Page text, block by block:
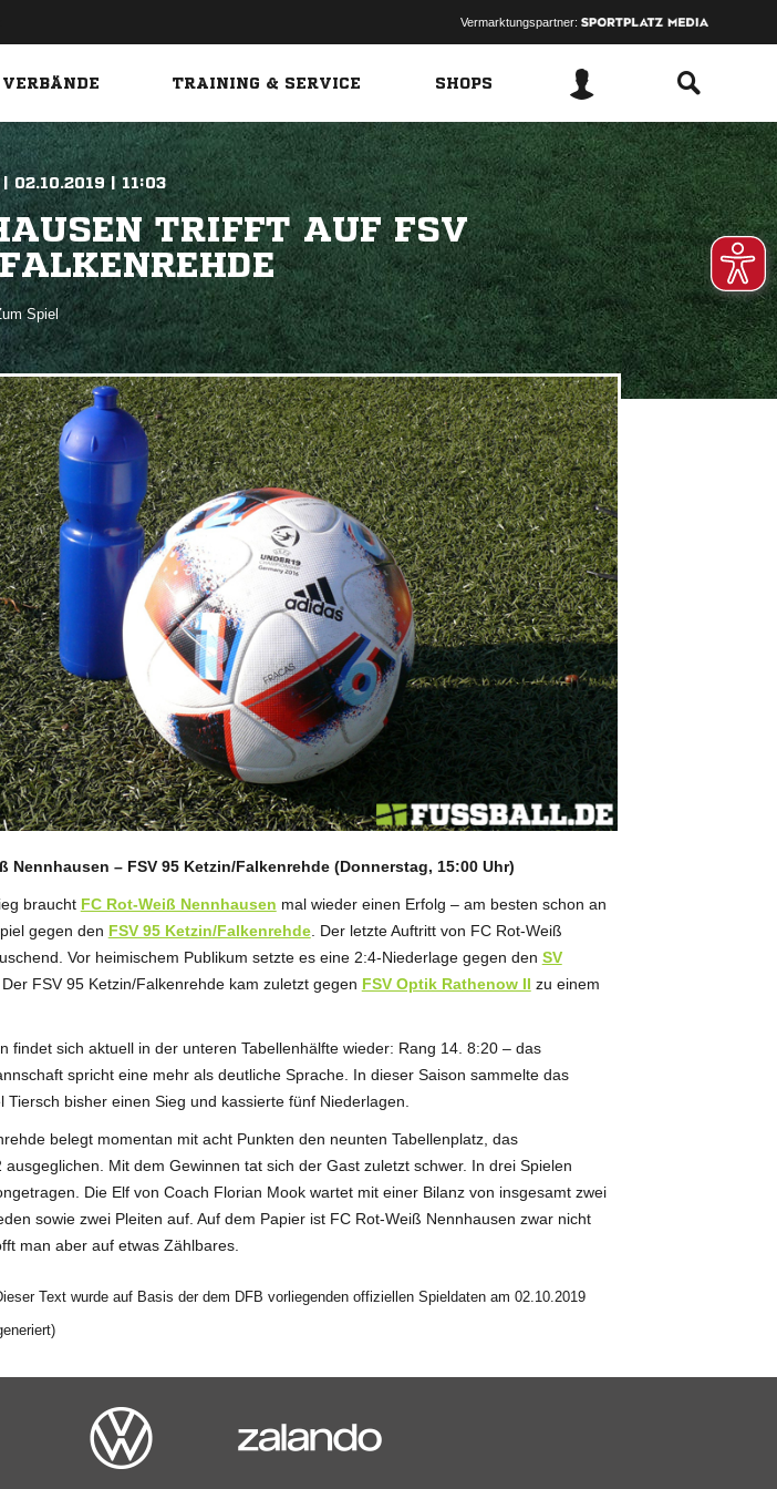
Vermarktungspartner:
TRAINING & SERVICE SHOPS
| 02.10.2019 | 11:03
TRIFFT AUF FSV 9
Spiel
ANZEIGE
Nennhausen – FSV 95 Ketzin/Falkenrehde (Donnerstag, 15:00 Uhr)
braucht FC Rot-Weiß Nennhausen mal wieder einen Erfolg – am besten schon an
gegen den FSV 95 Ketzin/Falkenrehde. Der letzte Auftritt von FC Rot-Weiß
Vor heimischem Publikum setzte es eine 2:4-Niederlage gegen den SV
. Der FSV 95 Ketzin/Falkenrehde kam zuletzt gegen FSV Optik Rathenow II zu einem
findet sich aktuell in der unteren Tabellenhälfte wieder: Rang 14. 8:20 – das
spricht eine mehr als deutliche Sprache. In dieser Saison sammelte das
Tiersch bisher einen Sieg und kassierte fünf Niederlagen.
belegt momentan mit acht Punkten den neunten Tabellenplatz, das
ausgeglichen. Mit dem Gewinnen tat sich der Gast zuletzt schwer. In drei Spielen
Die Elf von Coach Florian Mook wartet mit einer Bilanz von insgesamt zwei
sowie zwei Pleiten auf. Auf dem Papier ist FC Rot-Weiß Nennhausen zwar nicht
man aber auf etwas Zählbares.
Text wurde auf Basis der dem DFB vorliegenden offiziellen Spieldaten am 02.10.2019